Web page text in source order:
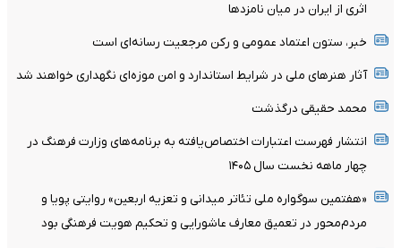
اثری از ایران در میان نامزدها
خبر، ستون اعتماد عمومی و رکن مرجعیت رسانه‌ای است
آثار هنرهای ملی در شرایط استاندارد و امن موزه‌ای نگهداری خواهند شد
محمد حقیقی درگذشت
انتشار فهرست اعتبارات اختصاص‌یافته به برنامه‌های وزارت فرهنگ در
چهار ماهه نخست سال ۱۴۰۵
«هفتمین سوگواره ملی تئاتر میدانی و تعزیه اربعین» روایتی پویا و
مردم‌محور در تعمیق معارف عاشورایی و تحکیم هویت فرهنگی بود